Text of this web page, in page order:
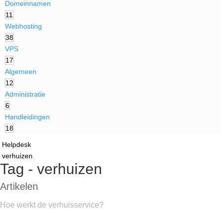
Domeinnamen
11
Webhosting
38
VPS
17
Algemeen
12
Administratie
6
Handleidingen
18
Helpdesk
verhuizen
Tag - verhuizen
Artikelen
Hoe werkt de verhuisservice?